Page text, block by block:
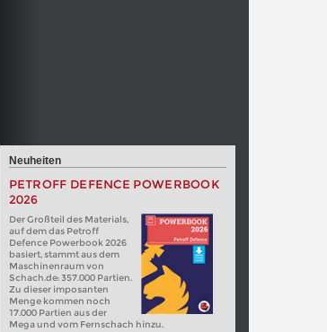
Neuheiten
PETROFF DEFENCE POWERBOOK
2026
Der Großteil des Materials,
auf dem das Petroff
Defence Powerbook 2026
basiert, stammt aus dem
Maschinenraum von
Schach.de: 357.000 Partien.
Zu dieser imposanten
Menge kommen noch
17.000 Partien aus der
Mega und vom Fernschach hinzu.